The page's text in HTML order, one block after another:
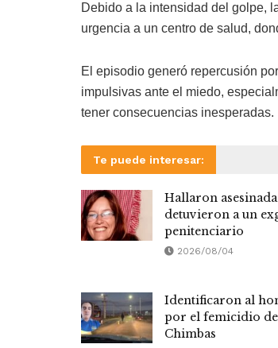
Debido a la intensidad del golpe,
urgencia a un centro de salud,
El episodio generó repercusión
impulsivas ante el miedo,
tener consecuencias inesperadas.
Te puede interesar:
Hallaron
detuvieron a un
penitenciario
2026/08/04
Identificaron al
por el femicidio de
Chimbas